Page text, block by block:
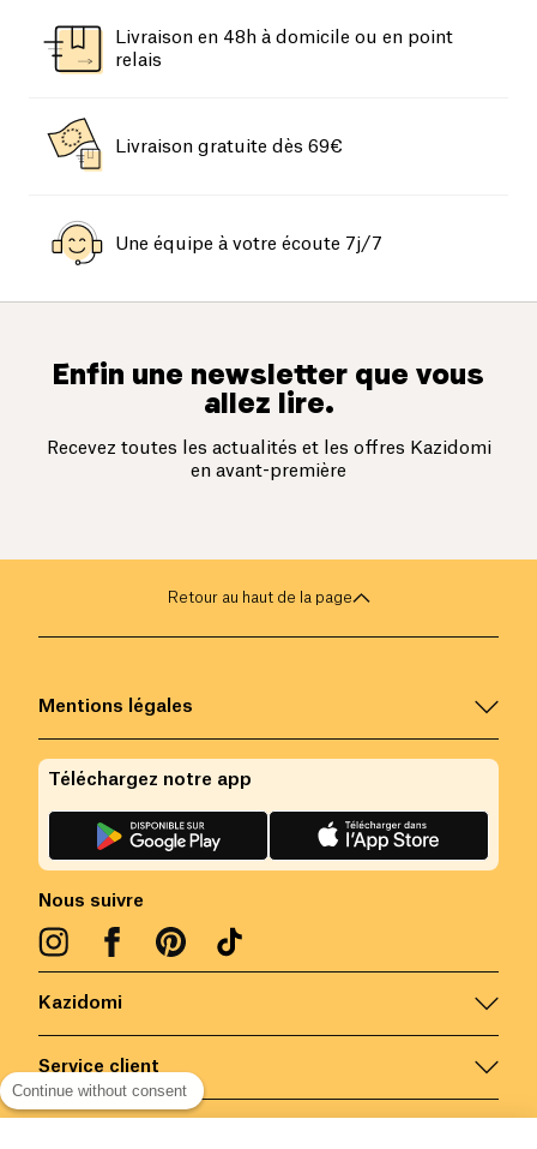
Livraison en 48h à domicile ou en point
relais
Livraison gratuite dès 69€
Une équipe à votre écoute 7j/7
Enfin une newsletter que vous
allez lire.
Recevez toutes les actualités et les offres Kazidomi
en avant-première
Retour au haut de la page
Kazidomi
Service client
Mentions légales
Nous suivre
Téléchargez notre app
Continue without consent